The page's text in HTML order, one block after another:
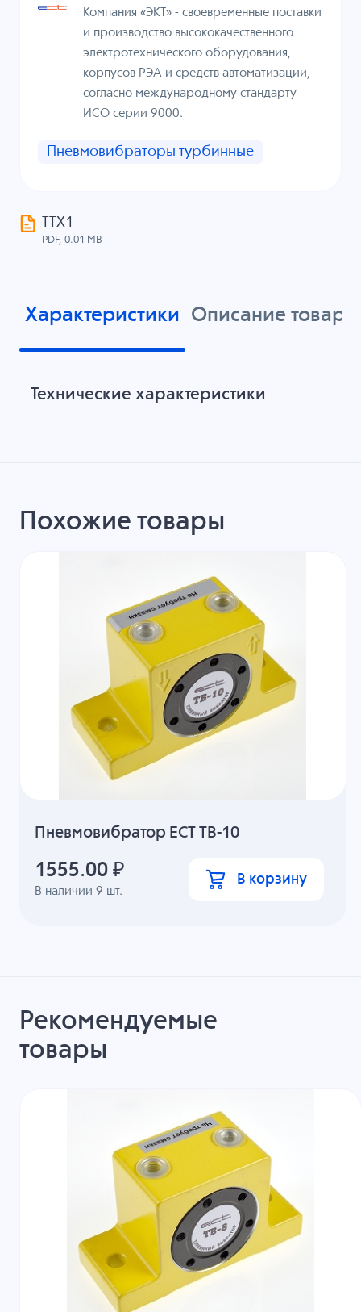
Компания «ЭКТ» - своевременные поставки
и производство высококачественного
электротехнического оборудования,
корпусов РЭА и средств автоматизации,
согласно международному стандарту
ИСО серии 9000.
Пневмовибраторы турбинные
ТТХ1
PDF, 0.01 MB
Характеристики Описание товара
Технические характеристики
Похожие товары
Пневмовибратор ECT ТВ-10
В наличии9 шт.
1555.00 ₽ В корзину
Рекомендуемые
товары